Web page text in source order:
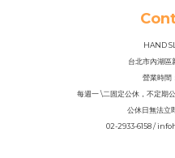
HAND
台北市內湖區
營業時間
每週一 \二固定公休，不定期
公休日無法立
02-2933-6158 /